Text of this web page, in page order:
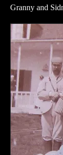
Granny and